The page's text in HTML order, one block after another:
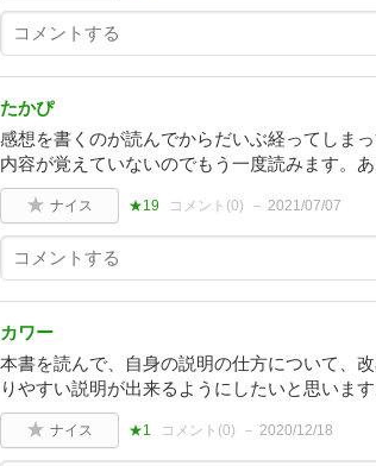
たかぴ
感想を書くのが読んでからだいぶ経ってしま
内容が覚えていないのでもう一度読みます。あ
ナイス ★19 コメント(0) 2021/07/07
カワー
本書を読んで、自身の説明の仕方について、
りやすい説明が出来るようにしたいと思います
ナイス ★1 コメント(0) 2020/12/18